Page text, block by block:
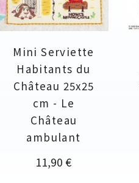
Mini Serviette
Habitants du
Château 25x25
cm - Le
Château
ambulant
Prix
11,90 €